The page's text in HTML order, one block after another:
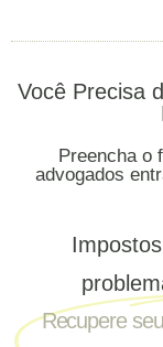
Você Precisa
Preencha o
advogados
Recupere